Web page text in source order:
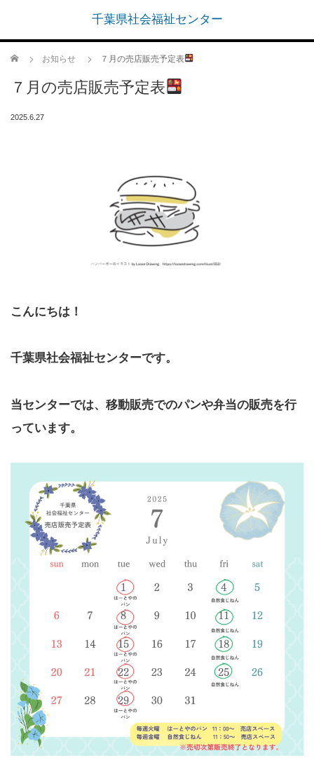
千葉県社会福祉センター
ホーム お知らせ ７月の売店販売予定表
７月の売店販売予定表
2025.6.27
こんにちは！
千葉県社会福祉センターです。
当センターでは、移動販売でのパンや弁当の販売を行
っています。